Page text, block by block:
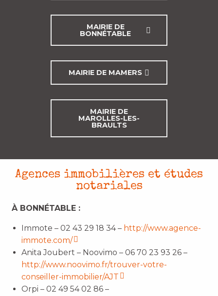
MAIRIE DE
BONNÉTABLE
MAIRIE DE MAMERS
MAIRIE DE
MAROLLES-LES-
BRAULTS
Agences immobilières et études
notariales
À BONNÉTABLE :
Immote – 02 43 29 18 34– http://www.agence-
immote.com/
Anita Joubert – Noovimo – 06 70 23 93 26 –
http://www.noovimo.fr/trouver-votre-
conseiller-immobilier/AJT
Orpi – 02 49 54 02 86 –